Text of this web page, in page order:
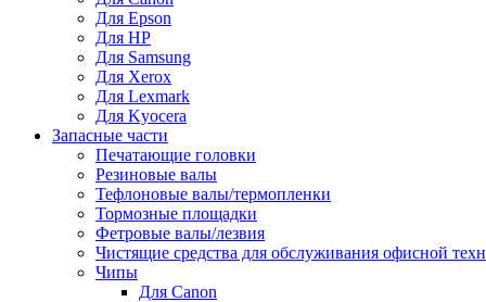
Для Epson
Для HP
Для Samsung
Для Xerox
Для Lexmark
Для Kyocera
Запасные части
Печатающие головки
Резиновые валы
Тефлоновые валы/термопленки
Тормозные площадки
Фетровые валы/лезвия
Чистящие средства для обслуживания офисной
Чипы
Для Canon